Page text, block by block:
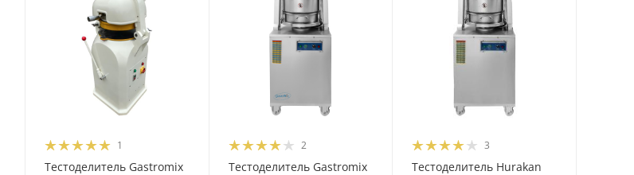
1
Тестоделитель Gastromix
2
Тестоделитель Gastromix
3
Тестоделитель Hurakan